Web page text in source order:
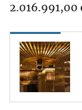
2.016.991,00